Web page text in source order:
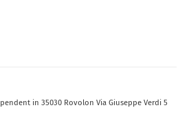
in 35030 Rovolon Via Giuseppe Verdi 5